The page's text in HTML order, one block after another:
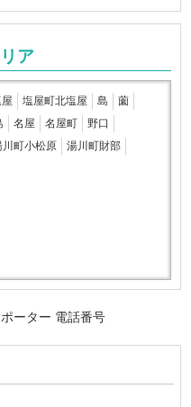
ア
塩屋町北塩屋 島
薗
名屋 名屋町
野口
川町小松原
湯川町財部